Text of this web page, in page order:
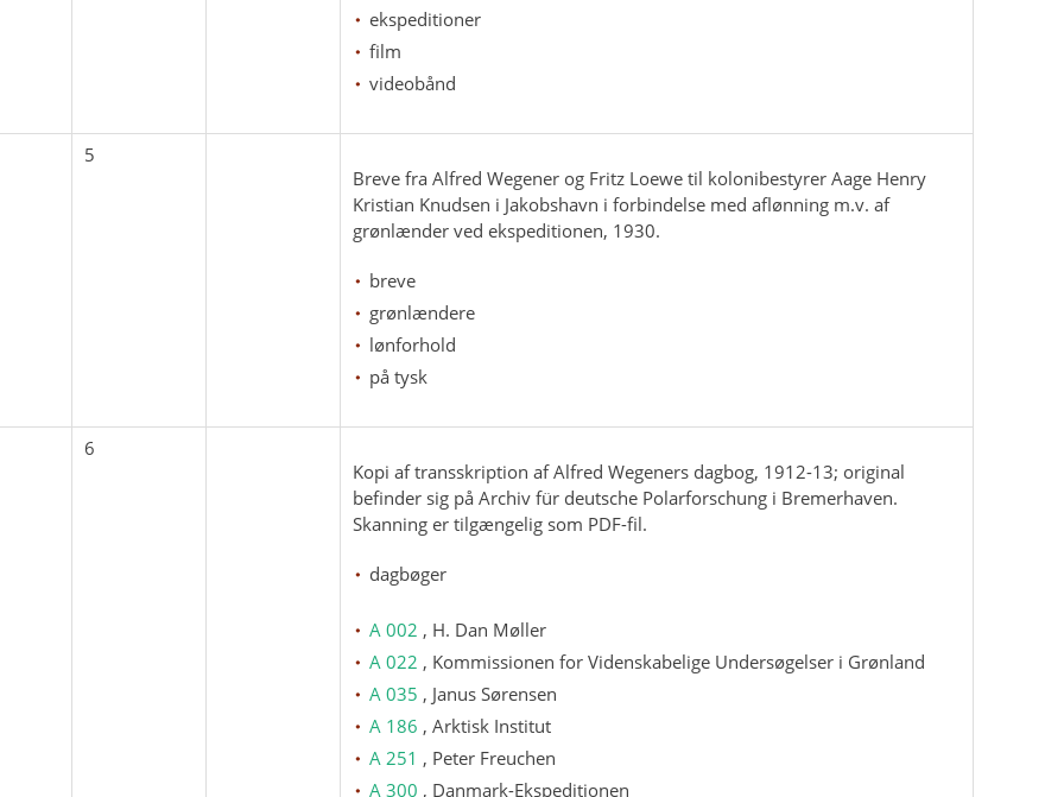
ekspeditioner
film
videobånd
5
Breve fra Alfred Wegener og Fritz Loewe til kolonibestyrer Aage Henry
Kristian Knudsen i Jakobshavn i forbindelse med aflønning m.v. af
grønlænder ved ekspeditionen, 1930.
breve
grønlændere
lønforhold
på tysk
6
Kopi af transskription af Alfred Wegeners dagbog, 1912-13; original
befinder sig på Archiv für deutsche Polarforschung i Bremerhaven.
Skanning er tilgængelig som PDF-fil.
dagbøger
A 002 , H. Dan Møller
A 022 , Kommissionen for Videnskabelige Undersøgelser i Grønland
A 035 , Janus Sørensen
A 186 , Arktisk Institut
A 251 , Peter Freuchen
A 300 , Danmark-Ekspeditionen